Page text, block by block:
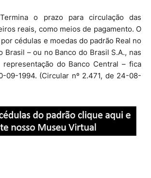
o prazo para circulação das
reais, como meios de pagamento. O
cédulas e moedas do padrão Real no
Brasil – ou no Banco do Brasil S.A., nas
representação do Banco Central – fica
09-1994. (Circular nº 2.471, de 24-08-